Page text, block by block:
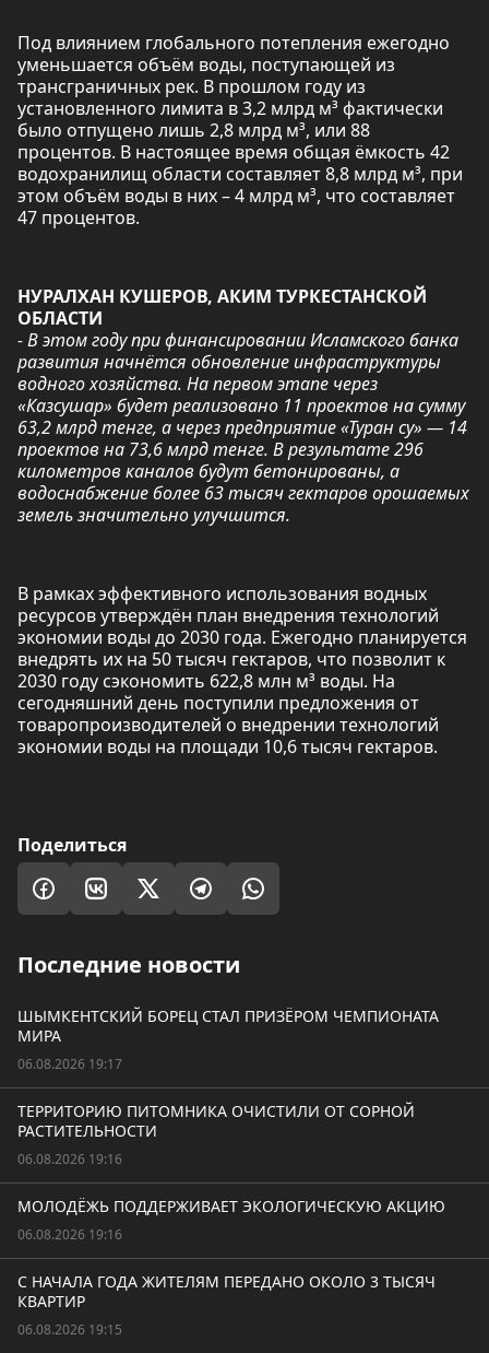
Под влиянием глобального потепления ежегодно
уменьшается объём воды, поступающей из
трансграничных рек. В прошлом году из
установленного лимита в 3,2 млрд м³ фактически
было отпущено лишь 2,8 млрд м³, или 88
процентов. В настоящее время общая ёмкость 42
водохранилищ области составляет 8,8 млрд м³, при
этом объём воды в них – 4 млрд м³, что составляет
47 процентов.
НУРАЛХАН КУШЕРОВ, АКИМ ТУРКЕСТАНСКОЙ
ОБЛАСТИ
- В этом году при финансировании Исламского банка
развития начнётся обновление инфраструктуры
водного хозяйства. На первом этапе через
«Казсушар» будет реализовано 11 проектов на сумму
63,2 млрд тенге, а через предприятие «Туран су» — 14
проектов на 73,6 млрд тенге. В результате 296
километров каналов будут бетонированы, а
водоснабжение более 63 тысяч гектаров орошаемых
земель значительно улучшится.
В рамках эффективного использования водных
ресурсов утверждён план внедрения технологий
экономии воды до 2030 года. Ежегодно планируется
внедрять их на 50 тысяч гектаров, что позволит к
2030 году сэкономить 622,8 млн м³ воды. На
сегодняшний день поступили предложения от
товаропроизводителей о внедрении технологий
экономии воды на площади 10,6 тысяч гектаров.
Поделиться
Последние новости
ШЫМКЕНТСКИЙ БОРЕЦ СТАЛ ПРИЗЁРОМ ЧЕМПИОНАТА
МИРА
06.08.2026 19:17
ТЕРРИТОРИЮ ПИТОМНИКА ОЧИСТИЛИ ОТ СОРНОЙ
РАСТИТЕЛЬНОСТИ
06.08.2026 19:16
МОЛОДЁЖЬ ПОДДЕРЖИВАЕТ ЭКОЛОГИЧЕСКУЮ АКЦИЮ
06.08.2026 19:16
С НАЧАЛА ГОДА ЖИТЕЛЯМ ПЕРЕДАНО ОКОЛО 3 ТЫСЯЧ
КВАРТИР
06.08.2026 19:15